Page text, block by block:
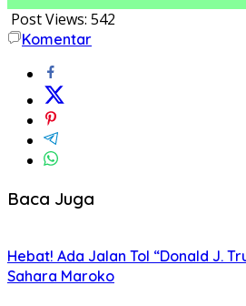
Post Views: 542
Komentar
Baca Juga
Hebat! Ada Jalan Tol “Donald J.
Sahara Maroko